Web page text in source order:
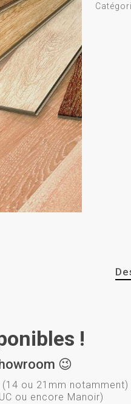
!
😉
ou 21mm notamment)
ou encore Manoir)